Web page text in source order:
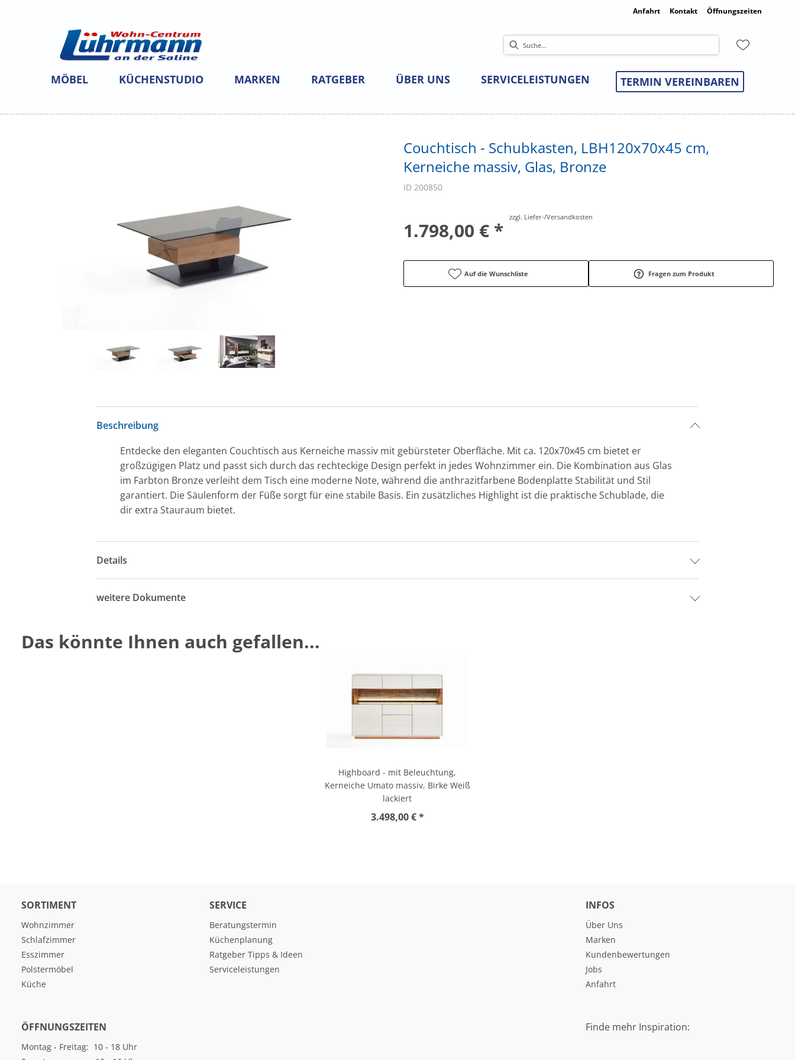
Anfahrt Kontakt Öffnungszeiten
MÖBEL KÜCHENSTUDIO MARKEN RATGEBER ÜBER UNS SERVICELEISTUNGEN TERMIN VEREINBAREN
Couchtisch - Schubkasten, LBH120x70x45 cm,
Kerneiche massiv, Glas, Bronze
ID 200850
1.798,00 € *
zzgl. Liefer-/Versandkosten
Auf die Wunschliste Fragen zum Produkt
Beschreibung
Entdecke den eleganten Couchtisch aus Kerneiche massiv mit gebürsteter Oberfläche. Mit ca. 120x70x45 cm bietet er
großzügigen Platz und passt sich durch das rechteckige Design perfekt in jedes Wohnzimmer ein. Die Kombination aus Glas
im Farbton Bronze verleiht dem Tisch eine moderne Note, während die anthrazitfarbene Bodenplatte Stabilität und Stil
garantiert. Die Säulenform der Füße sorgt für eine stabile Basis. Ein zusätzliches Highlight ist die praktische Schublade, die
dir extra Stauraum bietet.
Details
weitere Dokumente
Das könnte Ihnen auch gefallen...
Highboard - mit Beleuchtung,
Kerneiche Umato massiv, Birke Weiß
lackiert
3.498,00 € *
SORTIMENT
Wohnzimmer
Schlafzimmer
Esszimmer
Polstermöbel
Küche
SERVICE
Beratungstermin
Küchenplanung
Ratgeber Tipps & Ideen
Serviceleistungen
INFOS
Über Uns
Marken
Kundenbewertungen
Jobs
Anfahrt
ÖFFNUNGSZEITEN
Montag - Freitag: 10 - 18 Uhr
Finde mehr Inspiration: